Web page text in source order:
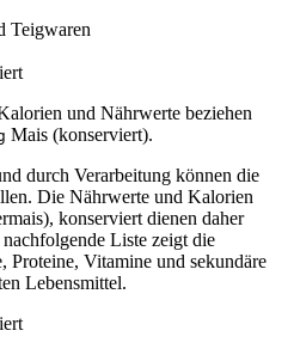
Teigwaren
und Nährwerte beziehen
Mais (konserviert).
durch Verarbeitung können die
Die Nährwerte und Kalorien
konserviert dienen daher
Liste zeigt die
Vitamine und sekundäre
Lebensmittel.